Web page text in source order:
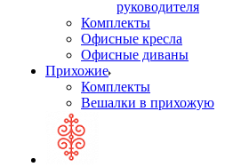
руководителя
Комплекты
Офисные кресла
Офисные диваны
Прихожие
Комплекты
Вешалки в прихожую